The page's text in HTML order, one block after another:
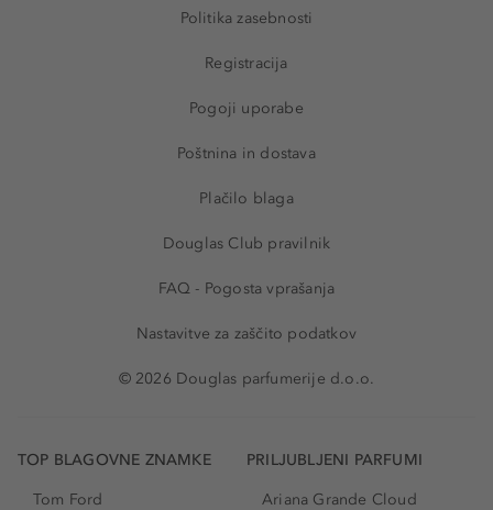
Politika zasebnosti
Registracija
Pogoji uporabe
Poštnina in dostava
Plačilo blaga
Douglas Club pravilnik
FAQ - Pogosta vprašanja
Nastavitve za zaščito podatkov
© 2026 Douglas parfumerije d.o.o.
TOP BLAGOVNE ZNAMKE
Tom Ford
PRILJUBLJENI PARFUMI
Ariana Grande Cloud